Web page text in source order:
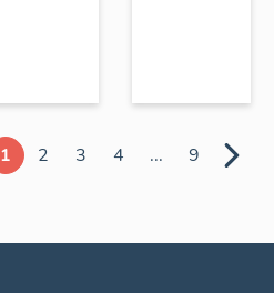
1 2 3 4 ... 9